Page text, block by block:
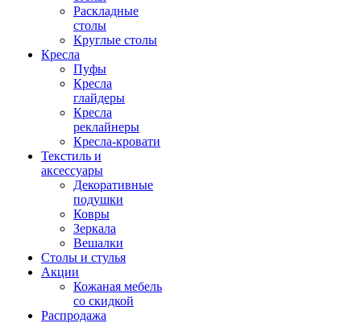
Раскладные
столы
Круглые столы
Кресла
Пуфы
Кресла
глайдеры
Кресла
реклайнеры
Кресла-кровати
Текстиль и
аксессуары
Декоративные
подушки
Ковры
Зеркала
Вешалки
Столы и стулья
Акции
Кожаная мебель
со скидкой
Распродажа